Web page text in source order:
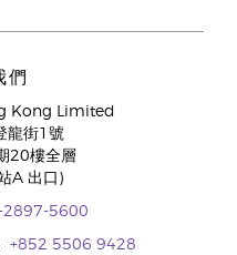
們
Kong Limited
龍街1號
20樓全層
A 出口)
2897-5600
+852 5506 9428